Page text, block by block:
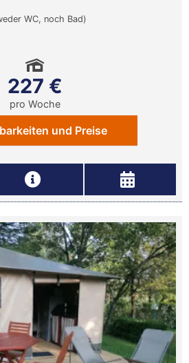
WC, noch Bad)
227 €
pro Woche
und Preise